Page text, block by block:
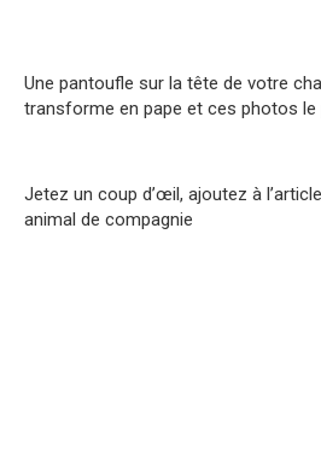
Une pantoufle sur la tête de votre
transforme en pape et ces photos le
Jetez un coup d’œil, ajoutez à
animal de compagnie